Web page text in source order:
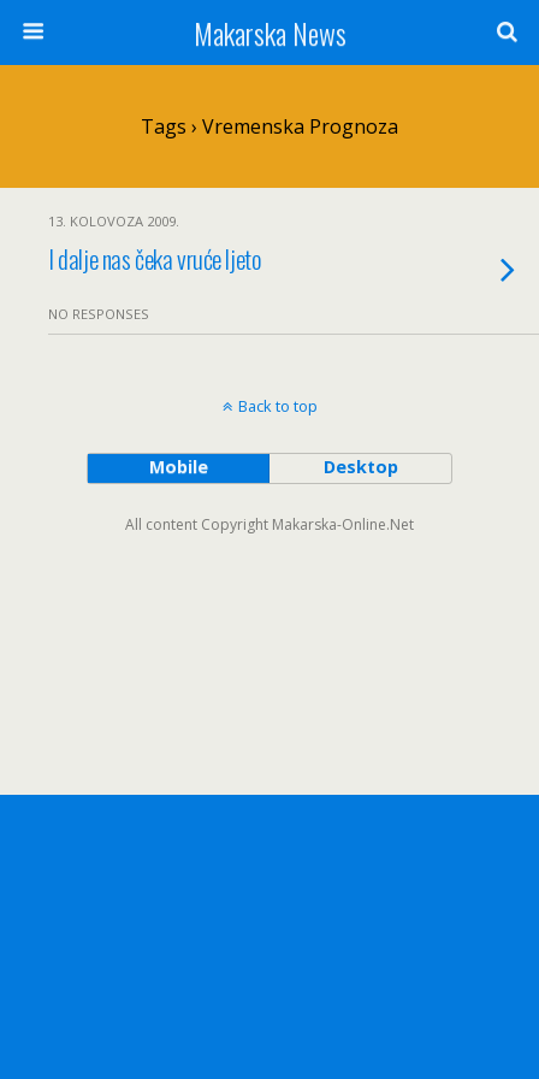
Makarska News
Tags › Vremenska Prognoza
13. KOLOVOZA 2009.
I dalje nas čeka vruće ljeto
NO RESPONSES
Back to top
Mobile Desktop
All content Copyright Makarska-Online.Net